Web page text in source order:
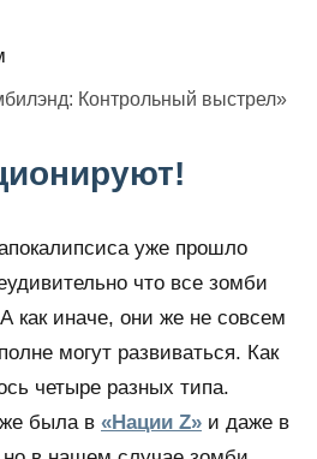
Контрольный выстрел»
уже прошло
что все зомби
как иначе, они же не совсем
могут развиваться. Как
четыре разных типа.
была в «Нации Z» и даже в